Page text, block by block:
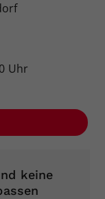
Uhr
keine